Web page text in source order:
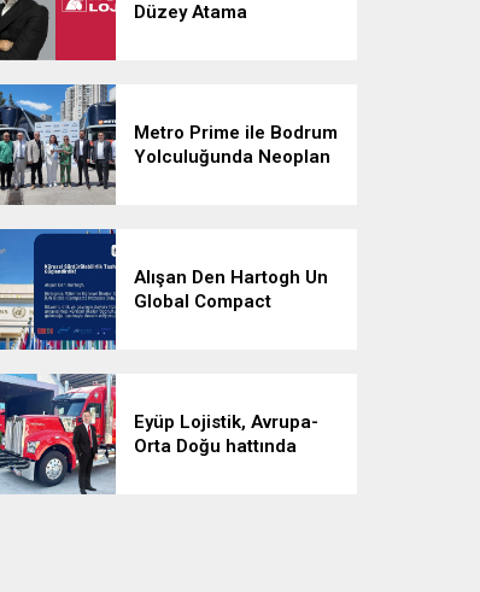
Düzey Atama
Metro Prime ile Bodrum
Yolculuğunda Neoplan
Alışan Den Hartogh Un
Global Compact
Eyüp Lojistik, Avrupa-
Orta Doğu hattında